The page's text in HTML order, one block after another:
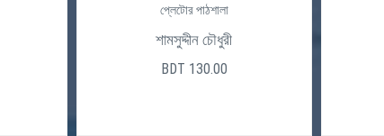
প্লেটোর পাঠশালা
শামসুদ্দীন চৌধুরী
BDT 130.00